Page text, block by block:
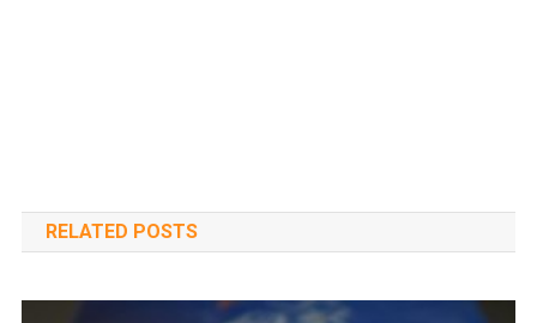
RELATED POSTS